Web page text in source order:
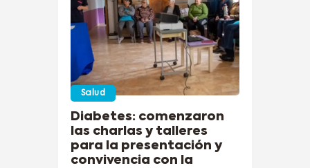
Salud
Diabetes: comenzaron
las charlas y talleres
para la presentación y
convivencia con la